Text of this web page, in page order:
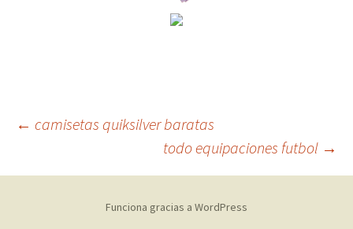
Navegación
de
← camisetas quiksilver baratas
todo equipaciones futbol →
Funciona gracias a WordPress